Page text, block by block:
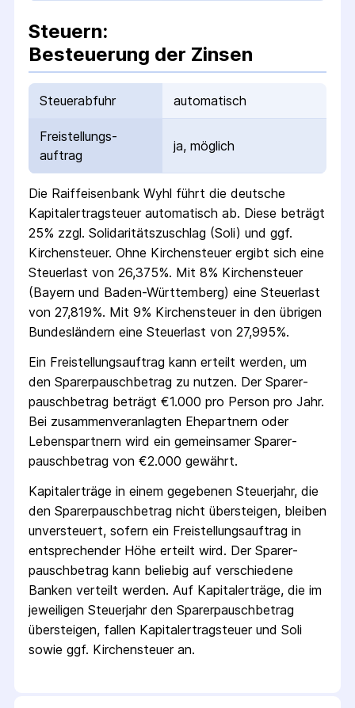
Steuern:
Besteuerung der Zinsen
Steuerabfuhr automatisch
Freistellungs­
auftrag
ja, möglich
Die Raiffeisenbank Wyhl führt die deutsche
Kapital­ertrag­steuer automatisch ab. Diese beträgt
25% zzgl. Solidaritäts­zuschlag (Soli) und ggf.
Kirchensteuer. Ohne Kirchensteuer ergibt sich eine
Steuerlast von 26,375%. Mit 8% Kirchensteuer
(Bayern und Baden-Württemberg) eine Steuerlast
von 27,819%. Mit 9% Kirchensteuer in den übrigen
Bundesländern eine Steuerlast von 27,995%.
Ein Freistellungs­auftrag kann erteilt werden, um
den Sparer­pausch­betrag zu nutzen. Der Sparer­
pausch­betrag beträgt €1.000 pro Person pro Jahr.
Bei zusammenveranlagten Ehepartnern oder
Lebenspartnern wird ein gemeinsamer Sparer­
pausch­betrag von €2.000 gewährt.
Kapitalerträge in einem gegebenen Steuerjahr, die
den Sparer­pausch­betrag nicht übersteigen, bleiben
unversteuert, sofern ein Freistellungs­auftrag in
entsprechender Höhe erteilt wird. Der Sparer­
pausch­betrag kann beliebig auf verschiedene
Banken verteilt werden. Auf Kapitalerträge, die im
jeweiligen Steuerjahr den Sparer­pausch­betrag
übersteigen, fallen Kapital­ertrag­steuer und Soli
sowie ggf. Kirchensteuer an.